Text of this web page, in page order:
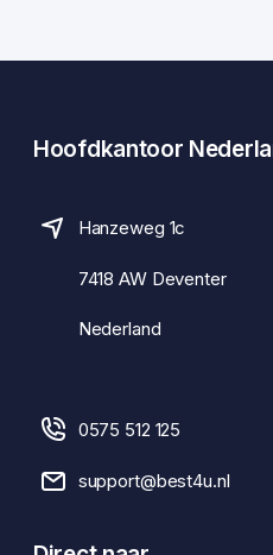
Hoofdkantoor
Hanzeweg 1c
7418 AW Deventer
Nederland
0575 512 125
support@best4u.nl